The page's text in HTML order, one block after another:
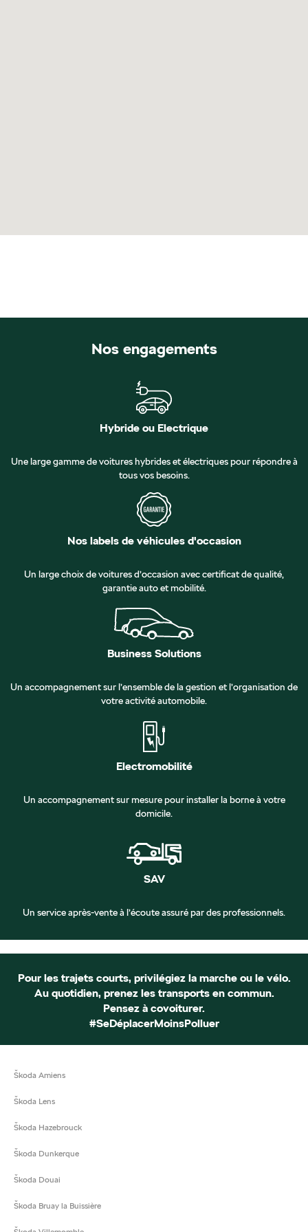
Nos engagements
Hybride ou Electrique
Une large gamme de voitures hybrides et électriques pour répondre à
tous vos besoins.
Nos labels de véhicules d'occasion
Un large choix de voitures d’occasion avec certificat de qualité,
garantie auto et mobilité.
Business Solutions
Un accompagnement sur l’ensemble de la gestion et l’organisation de
votre activité automobile.
Electromobilité
Un accompagnement sur mesure pour installer la borne à votre
domicile.
SAV
Un service après-vente à l’écoute assuré par des professionnels.
Pour les trajets courts, privilégiez la marche ou le vélo.
Au quotidien, prenez les transports en commun.
Pensez à covoiturer.
#SeDéplacerMoinsPolluer
Škoda Amiens
Škoda Lens
Škoda Hazebrouck
Škoda Dunkerque
Škoda Douai
Škoda Bruay la Buissière